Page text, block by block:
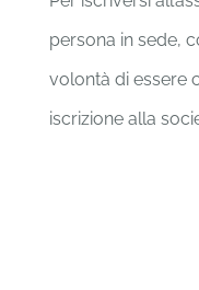
persona in sede,
volontà di essere
iscrizione alla